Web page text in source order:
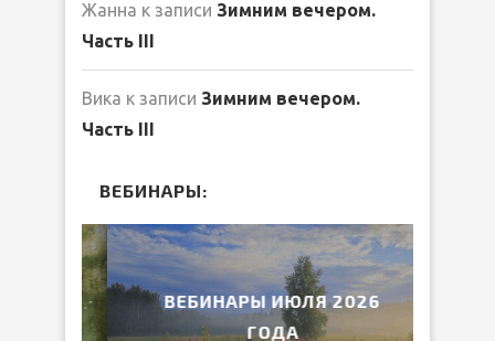
Жанна к записи Зимним вечером.
Часть III
Вика к записи Зимним вечером.
Часть III
ВЕБИНАРЫ:
ВЕБИНАРЫ ИЮЛЯ 2026
ГОДА